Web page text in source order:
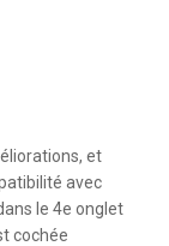
et
avec
le 4e onglet
cochée